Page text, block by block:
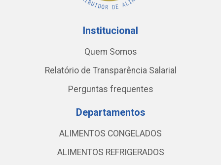
Institucional
Quem Somos
Relatório de Transparência Salarial
Perguntas frequentes
Departamentos
ALIMENTOS CONGELADOS
ALIMENTOS REFRIGERADOS